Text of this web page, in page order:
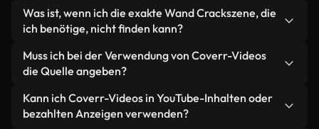
generierten Videos. Jedes Video ist eindeutig
beschriftet, sodass Sie immer wissen, was Sie
verwenden.
Nicht, wenn Sie unsere optimierten Versionen
wählen. Wir bieten schlanke, webfähige Formate,
wurden – so bleibt die Qualität hoch, während
gleichzeitig die Ladezeiten minimiert und
Kennzahlen wie LCP verbessert werden.
Was ist, wenn ich die exakte Wand Crackszene, die
ich benötige, nicht finden kann?
Mit Coverr AI Studio erstellen Sie im
Handumdrehen ein solches Video. Beschreiben Sie
Sonnenuntergang" – und das Studio generiert
innerhalb von Sekunden ein individuelles Video für
Muss ich bei der Verwendung von Coverr-Videos
die Quelle angeben?
Eine Namensnennung ist nicht erforderlich. Alle
Videos in unserer Stockbibliothek sind lizenzfrei
Kann ich Coverr-Videos in YouTube-Inhalten oder
bezahlten Anzeigen verwenden?